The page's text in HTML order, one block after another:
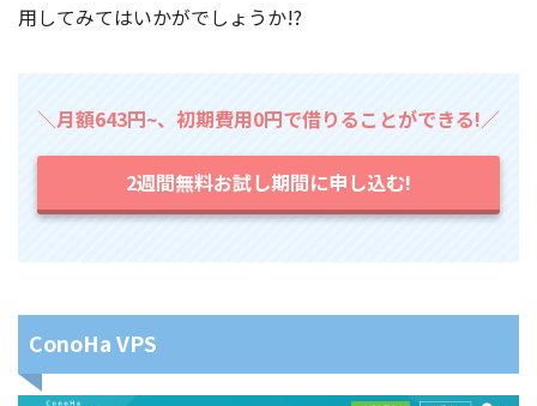
用してみてはいかがでしょうか!?
＼月額643円~、初期費用0円で借りることができる!／
2週間無料お試し期間に申し込む!
ConoHa VPS